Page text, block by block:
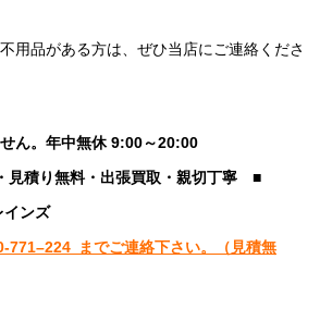
用品がある方は、ぜひ当店にご連絡くださ
ん。年中無休 9:00～20:00
見積り無料・出張買取・親切丁寧 ■
ンズ
771–224 までご連絡下さい。
（見積無